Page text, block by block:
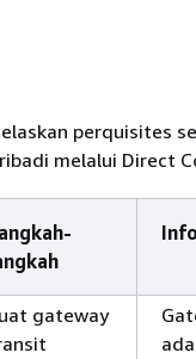
perquisites
melalui Direct
gateway